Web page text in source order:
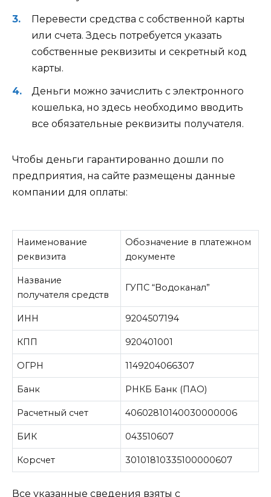
Перевести средства с собственной карты
или счета. Здесь потребуется указать
собственные реквизиты и секретный код
карты.
Деньги можно зачислить с электронного
кошелька, но здесь необходимо вводить
все обязательные реквизиты получателя.
Чтобы деньги гарантированно дошли по
предприятия, на сайте размещены данные
компании для оплаты:
Наименование
реквизита
Обозначение в платежном
документе
Название
получателя средств
ГУПС “Водоканал”
ИНН 9204507194
КПП 920401001
ОГРН 1149204066307
Банк РНКБ Банк (ПАО)
Расчетный счет 40602810140030000006
БИК 043510607
Корсчет 30101810335100000607
Все указанные сведения взяты с